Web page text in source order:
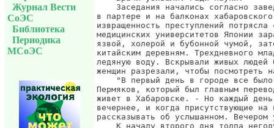
Журнал Вести
СоЭС
Библиотека
Периодика
МСоЭС